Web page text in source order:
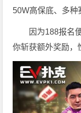
50W高保底、多种
因为188报名
你斩获额外奖励，